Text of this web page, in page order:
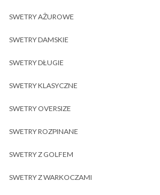
SWETRY AŻUROWE
SWETRY DAMSKIE
SWETRY DŁUGIE
SWETRY KLASYCZNE
SWETRY OVERSIZE
SWETRY ROZPINANE
SWETRY Z GOLFEM
SWETRY Z WARKOCZAMI